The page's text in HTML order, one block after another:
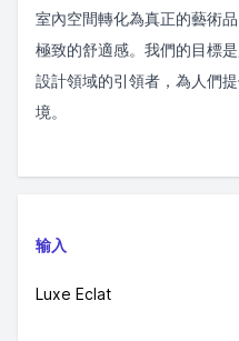
室內空間轉化為真正的藝術
極致的舒適感。我們的目標
設計領域的引領者，為人們
境。
输入
Luxe Eclat